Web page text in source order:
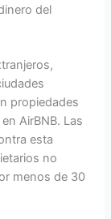
del
propiedades
AirBNB. Las
esta
no
menos de 30